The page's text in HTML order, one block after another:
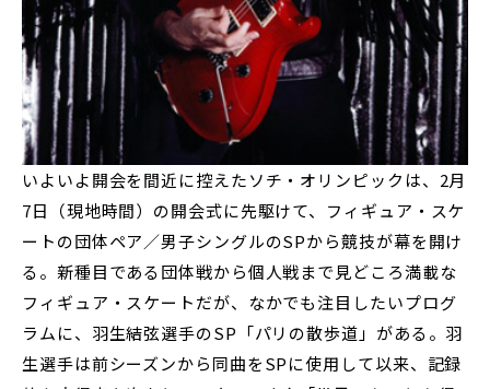
いよいよ開会を間近に控えたソチ・オリンピックは、2月
7日（現地時間）の開会式に先駆けて、フィギュア・スケ
ートの団体ペア／男子シングルのSPから競技が幕を開け
る。新種目である団体戦から個人戦まで見どころ満載な
フィギュア・スケートだが、なかでも注目したいプログ
ラムに、羽生結弦選手のSP「パリの散歩道」がある。羽
生選手は前シーズンから同曲をSPに使用して以来、記録